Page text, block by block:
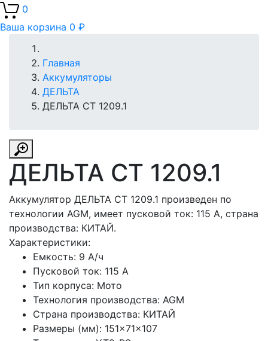
0
Ваша корзина 0 ₽
Главная
Аккумуляторы
ДЕЛЬТА
ДЕЛЬТА CT 1209.1
ДЕЛЬТА CT 1209.1
Аккумулятор ДЕЛЬТА CT 1209.1 произведен по
технологии AGM, имеет пусковой ток: 115 A, страна
производства: КИТАЙ.
Характеристики:
Емкость: 9 А/ч
Пусковой ток: 115 А
Тип корпуса: Мото
Технология производства: AGM
Страна производства: КИТАЙ
Размеры (мм): 151×71×107